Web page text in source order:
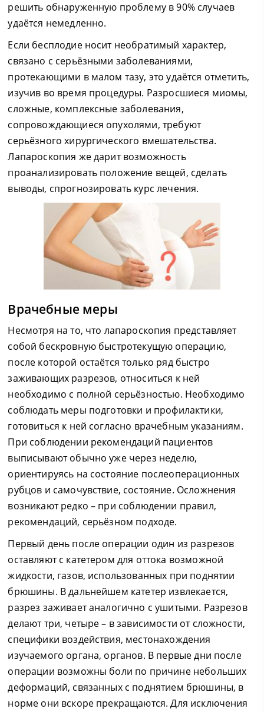
решить обнаруженную проблему в 90% случаев
удаётся немедленно.
Если бесплодие носит необратимый характер,
связано с серьёзными заболеваниями,
протекающими в малом тазу, это удаётся отметить,
изучив во время процедуры. Разросшиеся миомы,
сложные, комплексные заболевания,
сопровождающиеся опухолями, требуют
серьёзного хирургического вмешательства.
Лапароскопия же дарит возможность
проанализировать положение вещей, сделать
выводы, спрогнозировать курс лечения.
Врачебные меры
Несмотря на то, что лапароскопия представляет
собой бескровную быстротекущую операцию,
после которой остаётся только ряд быстро
заживающих разрезов, относиться к ней
необходимо с полной серьёзностью. Необходимо
соблюдать меры подготовки и профилактики,
готовиться к ней согласно врачебным указаниям.
При соблюдении рекомендаций пациентов
выписывают обычно уже через неделю,
ориентируясь на состояние послеоперационных
рубцов и самочувствие, состояние. Осложнения
возникают редко – при соблюдении правил,
рекомендаций, серьёзном подходе.
Первый день после операции один из разрезов
оставляют с катетером для оттока возможной
жидкости, газов, использованных при поднятии
брюшины. В дальнейшем катетер извлекается,
разрез заживает аналогично с ушитыми. Разрезов
делают три, четыре – в зависимости от сложности,
специфики воздействия, местонахождения
изучаемого органа, органов. В первые дни после
операции возможны боли по причине небольших
деформаций, связанных с поднятием брюшины, в
норме они вскоре прекращаются. Для исключения